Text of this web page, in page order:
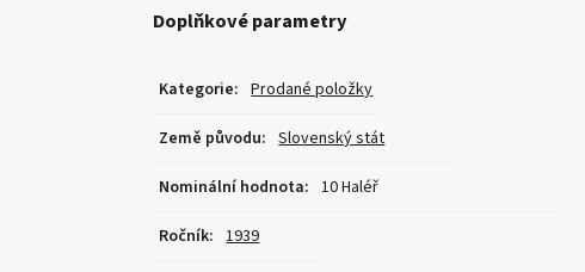
Doplňkové parametry
Kategorie: Prodané položky
Země původu: Slovenský stát
Nominální hodnota: 10 Haléř
Ročník: 1939